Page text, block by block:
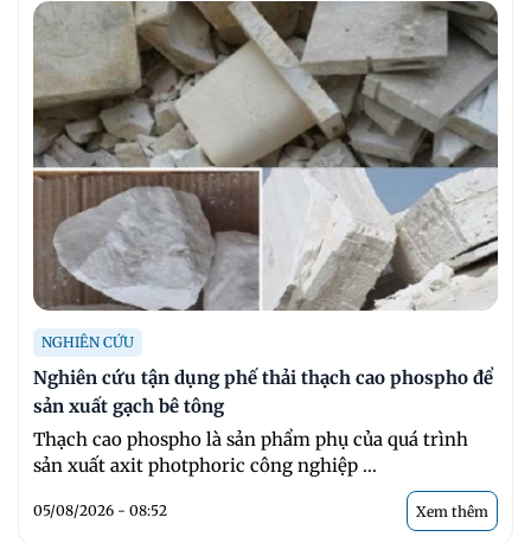
NGHIÊN CỨU
Nghiên cứu tận dụng phế thải thạch cao phospho để
sản xuất gạch bê tông
Thạch cao phospho là sản phẩm phụ của quá trình
sản xuất axit photphoric công nghiệp ...
05/08/2026 - 08:52 Xem thêm